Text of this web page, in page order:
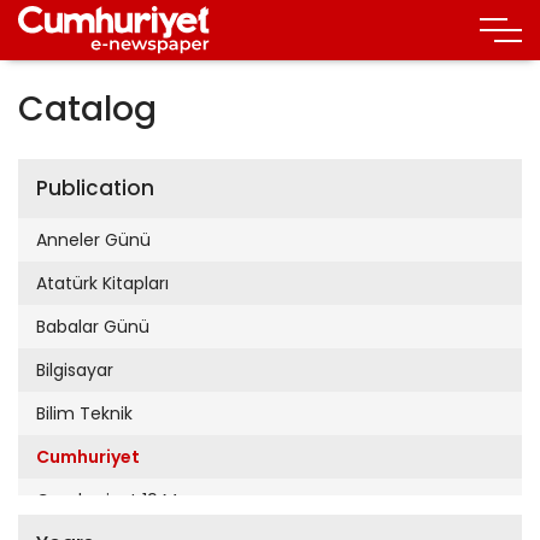
Catalog
Publication
Anneler Günü
Atatürk Kitapları
Babalar Günü
Bilgisayar
Bilim Teknik
Cumhuriyet
Cumhuriyet 19 Mayıs